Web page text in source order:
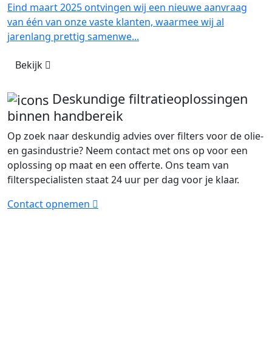
Eind maart 2025 ontvingen wij een nieuwe aanvraag
van één van onze vaste klanten, waarmee wij al
jarenlang prettig samenwe...
Bekijk
Deskundige filtratieoplossingen
binnen handbereik
Op zoek naar deskundig advies over filters voor de olie-
en gasindustrie? Neem contact met ons op voor een
oplossing op maat en een offerte. Ons team van
filterspecialisten staat 24 uur per dag voor je klaar.
Contact opnemen